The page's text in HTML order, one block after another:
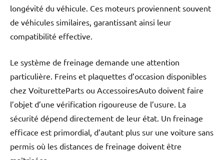
longévité du véhicule. Ces moteurs proviennent souvent
de véhicules similaires, garantissant ainsi leur
compatibilité effective.
Le système de freinage demande une attention
particulière. Freins et plaquettes d’occasion disponibles
chez VoituretteParts ou AccessoiresAuto doivent faire
l’objet d’une vérification rigoureuse de l’usure. La
sécurité dépend directement de leur état. Un freinage
efficace est primordial, d’autant plus sur une voiture sans
permis où les distances de freinage doivent être